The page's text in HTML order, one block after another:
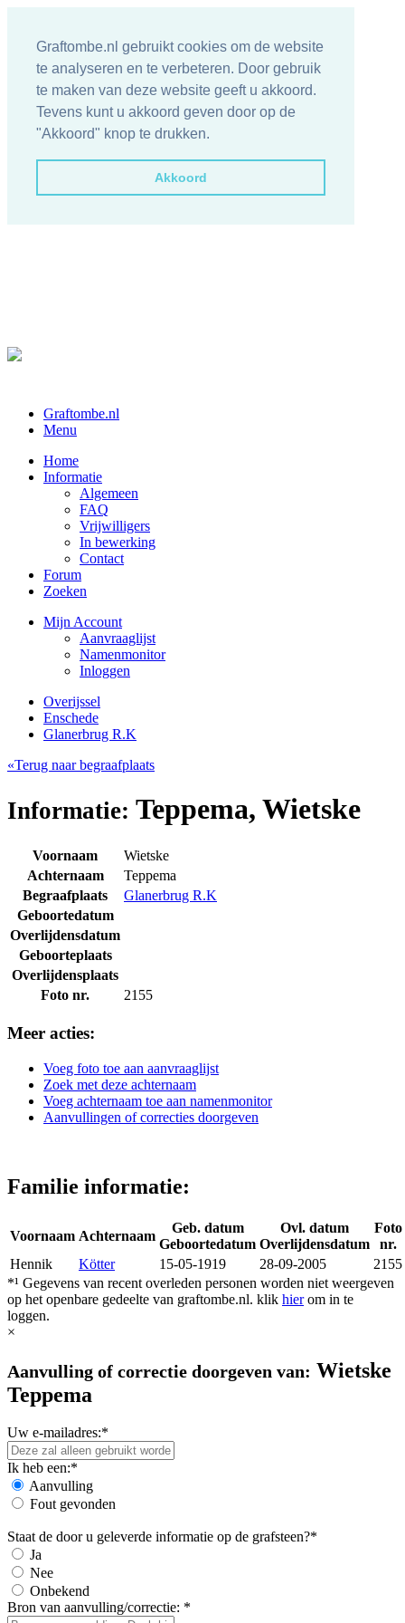
Graftombe.nl gebruikt cookies om de website
te analyseren en te verbeteren. Door gebruik
te maken van deze website geeft u akkoord.
Tevens kunt u akkoord geven door op de
"Akkoord" knop te drukken.
Akkoord
Graftombe.nl
Menu
Home
Informatie
Algemeen
FAQ
Vrijwilligers
In bewerking
Contact
Forum
Zoeken
Mijn Account
Aanvraaglijst
Namenmonitor
Inloggen
Overijssel
Enschede
Glanerbrug R.K
«Terug naar begraafplaats
Informatie: Teppema, Wietske
Voornaam
Wietske
Achternaam
Teppema
Begraafplaats
Glanerbrug R.K
Geboortedatum
Overlijdensdatum
Geboorteplaats
Overlijdensplaats
Foto nr.
2155
Meer acties:
Voeg foto toe aan aanvraaglijst
Zoek met deze achternaam
Voeg achternaam toe aan namenmonitor
Aanvullingen of correcties doorgeven
Familie informatie:
Voornaam Achternaam
Geb. datum
Geboortedatum
Ovl. datum
Overlijdensdatum
Foto
nr.
Hennik
Kötter 15-05-1919 28-09-2005
2155
*¹ Gegevens van recent overleden personen worden niet weergeven
op het openbare gedeelte van graftombe.nl. klik hierom in te
loggen.
×
Aanvulling of correctie doorgeven van: Wietske
Teppema
Uw e-mailadres:*
Ik heb een:*
Aanvulling
Fout gevonden
Staat de door u geleverde informatie op de grafsteen?*
Ja
Nee
Onbekend
Bron van aanvulling/correctie: *